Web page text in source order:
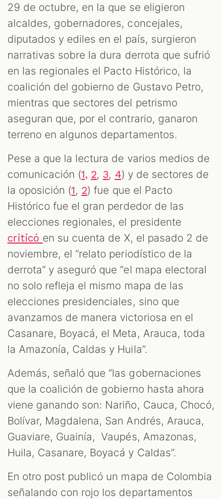
29 de octubre, en la que se eligieron
alcaldes, gobernadores, concejales,
diputados y ediles en el país, surgieron
narrativas sobre la dura derrota que sufrió
en las regionales el Pacto Histórico, la
coalición del gobierno de Gustavo Petro,
mientras que sectores del petrismo
aseguran que, por el contrario, ganaron
terreno en algunos departamentos.
Pese a que la lectura de varios medios de
comunicación (1, 2, 3, 4) y de sectores de
la oposición (1, 2) fue que el Pacto
Histórico fue el gran perdedor de las
elecciones regionales, el presidente
criticó en su cuenta de X, el pasado 2 de
noviembre, el “relato periodístico de la
derrota” y aseguró que “el mapa electoral
no solo refleja el mismo mapa de las
elecciones presidenciales, sino que
avanzamos de manera victoriosa en el
Casanare, Boyacá, el Meta, Arauca, toda
la Amazonía, Caldas y Huila”.
Además, señaló que “las gobernaciones
que la coalición de gobierno hasta ahora
viene ganando son: Nariño, Cauca, Chocó,
Bolívar, Magdalena, San Andrés, Arauca,
Guaviare, Guainía, Vaupés, Amazonas,
Huila, Casanare, Boyacá y Caldas”.
En otro post publicó un mapa de Colombia
señalando con rojo los departamentos